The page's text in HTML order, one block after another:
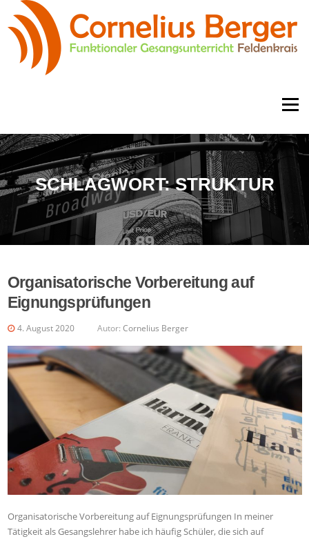
Inhalt
springen
Menü
SCHLAGWORT:STRUKTUR
Organisatorische Vorbereitung auf
Eignungsprüfungen
4. August 2020 Autor: Cornelius Berger
Organisatorische Vorbereitung auf Eignungsprüfungen In meiner
Tätigkeit als Gesangslehrer habe ich häufig Schüler, die sich auf